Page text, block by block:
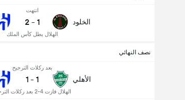
الخلود
انتهت
1
-
2
الهلال بطل كأس الملك
نصف النهائي
الأهلي
بعد ركلات الترجيح
1
-
1
الهلال فازت 4-2 بعد ركلات الترجيح